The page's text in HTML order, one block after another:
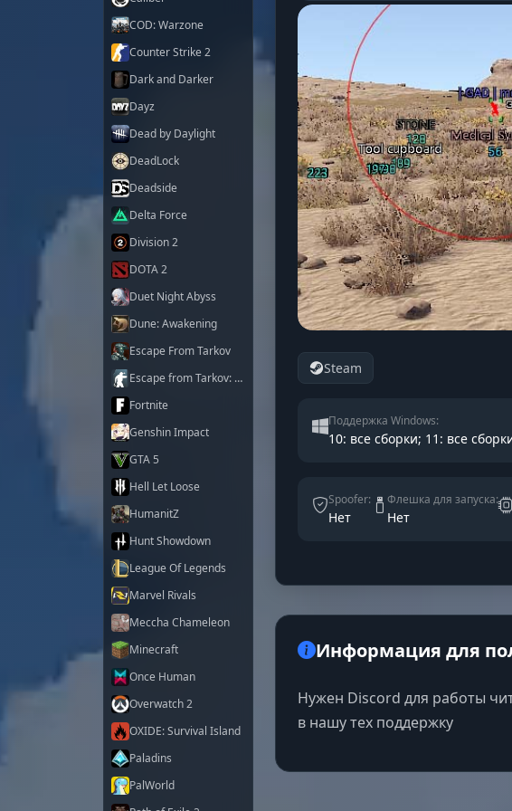
COD: Warzone
Counter Strike 2
Dark and Darker
Dayz
Dead by Daylight
DeadLock
Deadside
Delta Force
Division 2
DOTA 2
Duet Night Abyss
Dune: Awakening
Escape From Tarkov
Escape from Tarkov: Arena
Fortnite
Genshin Impact
GTA 5
Hell Let Loose
HumanitZ
Hunt Showdown
League Of Legends
Marvel Rivals
Meccha Chameleon
Minecraft
Once Human
Overwatch 2
OXIDE: Survival Island
Paladins
PalWorld
Steam
Поддержка Windows:
10: все сборки; 11: все
Spoofer:
Нет
Флешка для запуска:
Нет
Информация для
Нужен Discord для работы
в нашу тех поддержку